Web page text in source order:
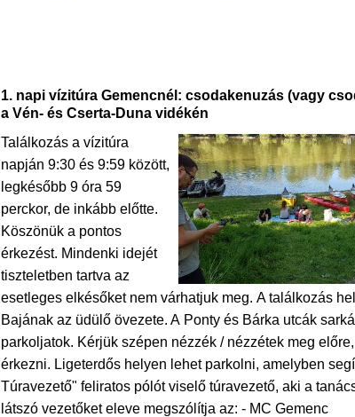
1. napi vízitúra Gemencnél: csodakenuzás (vagy
a Vén- és Cserta-Duna vidékén
Találkozás a vízitúra
napján 9:30 és 9:59 között,
legkésőbb 9 óra 59
perckor, de inkább előtte.
Köszönük a pontos
érkezést. Mindenki idejét
tiszteletben tartva az
esetleges elkésőket nem várhatjuk meg. A találkozás
Bajának az üdülő övezete. A Ponty és Bárka utcák
parkoljatok. Kérjük szépen nézzék / nézzétek meg előre,
érkezni. Ligeterdős helyen lehet parkolni, amelyben
Túravezető" feliratos pólót viselő túravezető, aki a
látszó vezetőket eleve megszólítja az: - MC Gemenc